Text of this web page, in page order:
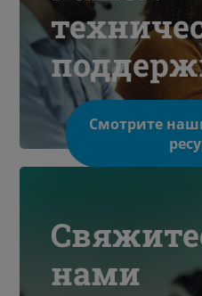
Смотрите
нами